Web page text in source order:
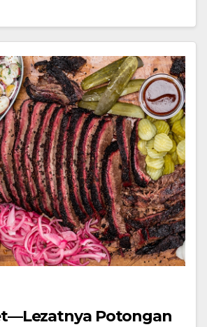
Potongan